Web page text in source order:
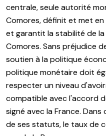
centrale, seule autorité
Comores, définit et met
et garantit la stabilité de la
Comores. Sans préjudice
soutien à la politique
politique monétaire doit
respecter un niveau
compatible avec l'accord
signé avec la France.
de ses statuts, le taux de